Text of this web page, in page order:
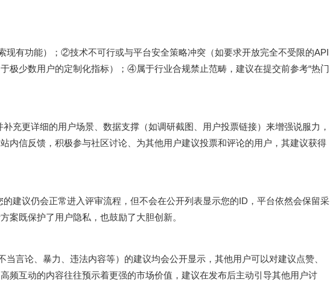
有功能）；②技术不可行或与平台安全策略冲突（如要求开放完全不受限的API
极少数用户的定制化指标）；④属于行业合规禁止范畴，建议在提交前参考“热门
充更详细的用户场景、数据支撑（如调研截图、用户投票链接）来增强说服力，
内信反馈，积极参与社区讨论、为其他用户建议投票和评论的用户，其建议获得
建议仍会正常进入评审流程，但不会在公开列表显示您的ID，平台依然会保留采
案既保护了用户隐私，也鼓励了大胆创新。
言论、暴力、违法内容等）的建议均会公开显示，其他用户可以对建议点赞、
频互动的内容往往预示着更强的市场价值，建议在发布后主动引导其他用户讨